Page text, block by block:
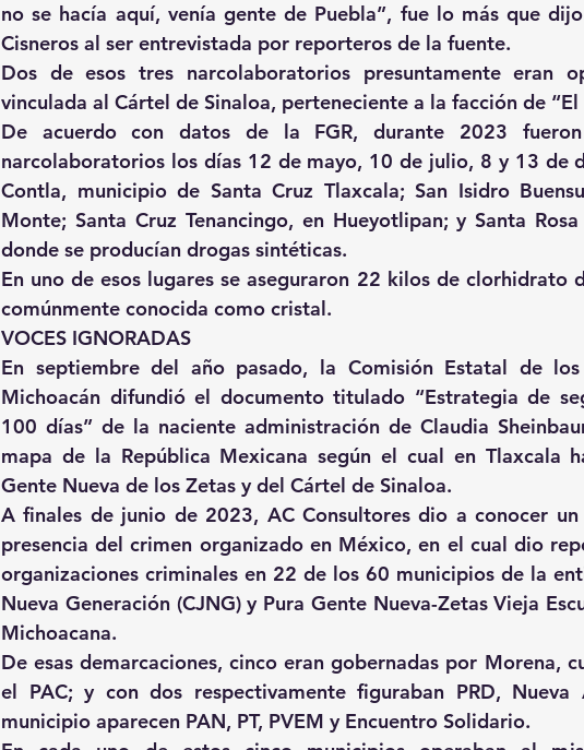
no se hacía aquí, venía gente de Puebla”, fue lo más que
Cisneros al ser entrevistada por reporteros de la fuente.
Dos de esos tres narcolaboratorios presuntamente eran
vinculada al Cártel de Sinaloa, perteneciente a la facción de
De acuerdo con datos de la FGR, durante 2023 fueron
narcolaboratorios los días 12 de mayo, 10 de julio, 8 y 13 de
Contla, municipio de Santa Cruz Tlaxcala; San Isidro
Monte; Santa Cruz Tenancingo, en Hueyotlipan; y Santa
donde se producían drogas sintéticas.
En uno de esos lugares se aseguraron 22 kilos de clorhidrato
comúnmente conocida como cristal.
VOCES IGNORADAS
En septiembre del año pasado, la Comisión Estatal de
Michoacán difundió el documento titulado “Estrategia de
100 días” de la naciente administración de Claudia
mapa de la República Mexicana según el cual en Tlaxcala
Gente Nueva de los Zetas y del Cártel de Sinaloa.
A finales de junio de 2023, AC Consultores dio a conocer
presencia del crimen organizado en México, en el cual dio
organizaciones criminales en 22 de los 60 municipios de la
Nueva Generación (CJNG) y Pura Gente Nueva-Zetas Vieja
Michoacana.
De esas demarcaciones, cinco eran gobernadas por Morena,
el PAC; y con dos respectivamente figuraban PRD,
municipio aparecen PAN, PT, PVEM y Encuentro Solidario.